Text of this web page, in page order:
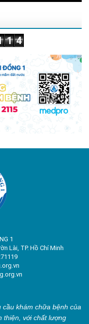
1 4
1
Lài, TP. Hồ Chí Minh
cầu khám chữa bệnh của
thiện, với chất lượng